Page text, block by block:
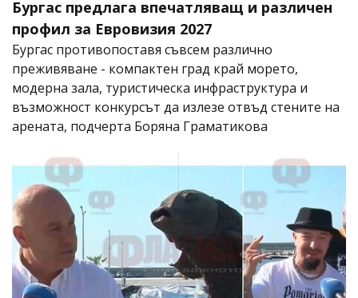
Бургас предлага впечатляващ и различен
профил за Евровизия 2027
Бургас противопоставя съвсем различно
преживяване - компактен град край морето,
модерна зала, туристическа инфраструктура и
възможност конкурсът да излезе отвъд стените на
арената, подчерта Боряна Граматикова